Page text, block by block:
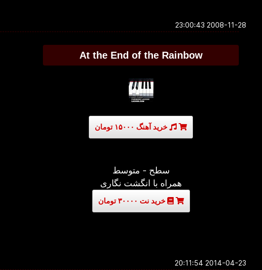
2008-11-28 23:00:43
At the End of the Rainbow
خرید آهنگ ۱۵۰۰۰ تومان
سطح - متوسط
همراه با انگشت نگاری
خرید نت ۳۰۰۰۰ تومان
2014-04-23 20:11:54